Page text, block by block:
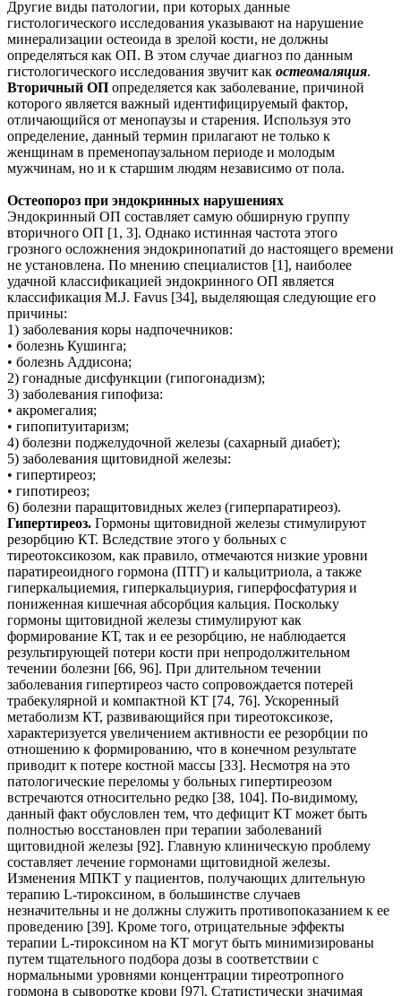
Другие виды патологии, при которых данные
гистологического исследования указывают на нарушение
минерализации остеоида в зрелой кости, не должны
определяться как ОП. В этом случае диагноз по данным
гистологического исследования звучит как остеомаляция.
Вторичный ОП определяется как заболевание, причиной
которого является важный идентифицируемый фактор,
отличающийся от менопаузы и старения. Используя это
определение, данный термин прилагают не только к
женщинам в пременопаузальном периоде и молодым
мужчинам, но и к старшим людям независимо от пола.
Остеопороз при эндокринных нарушениях
Эндокринный ОП составляет самую обширную группу
вторичного ОП [1, 3]. Однако истинная частота этого
грозного осложнения эндокринопатий до настоящего времени
не установлена. По мнению специалистов [1], наиболее
удачной классификацией эндокринного ОП является
классификация M.J. Favus [34], выделяющая следующие его
причины:
1) заболевания коры надпочечников:
• болезнь Кушинга;
• болезнь Аддисона;
2) гонадные дисфункции (гипогонадизм);
3) заболевания гипофиза:
• акромегалия;
• гипопитуитаризм;
4) болезни поджелудочной железы (сахарный диабет);
5) заболевания щитовидной железы:
• гипертиреоз;
• гипотиреоз;
6) болезни паращитовидных желез (гиперпаратиреоз).
Гипертиреоз. Гормоны щитовидной железы стимулируют
резорбцию КТ. Вследствие этого у больных с
тиреотоксикозом, как правило, отмечаются низкие уровни
паратиреоидного гормона (ПТГ) и кальцитриола, а также
гиперкальциемия, гиперкальциурия, гиперфосфатурия и
пониженная кишечная абсорбция кальция. Поскольку
гормоны щитовидной железы стимулируют как
формирование КТ, так и ее резорбцию, не наблюдается
результирующей потери кости при непродолжительном
течении болезни [66, 96]. При длительном течении
заболевания гипертиреоз часто сопровождается потерей
трабекулярной и компактной КТ [74, 76]. Ускоренный
метаболизм КТ, развивающийся при тиреотоксикозе,
характеризуется увеличением активности ее резорбции по
отношению к формированию, что в конечном результате
приводит к потере костной массы [33]. Несмотря на это
патологические переломы у больных гипертиреозом
встречаются относительно редко [38, 104]. По-видимому,
данный факт обусловлен тем, что дефицит КТ может быть
полностью восстановлен при терапии заболеваний
щитовидной железы [92]. Главную клиническую проблему
составляет лечение гормонами щитовидной железы.
Изменения МПКТ у пациентов, получающих длительную
терапию L-тироксином, в большинстве случаев
незначительны и не должны служить противопоказанием к ее
проведению [39]. Кроме того, отрицательные эффекты
терапии L-тироксином на КТ могут быть минимизированы
путем тщательного подбора дозы в соответствии с
нормальными уровнями концентрации тиреотропного
гормона в сыворотке крови [97]. Статистически значимая